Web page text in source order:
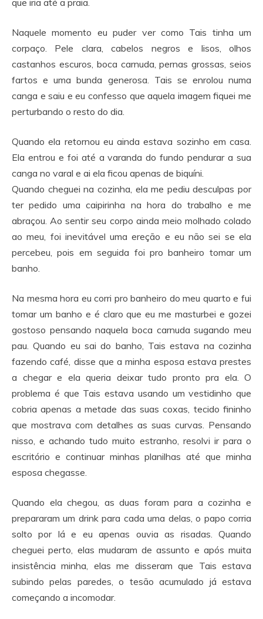
que iria até a praia.
Naquele momento eu puder ver como Tais tinha um
corpaço. Pele clara, cabelos negros e lisos, olhos
castanhos escuros, boca carnuda, pernas grossas, seios
fartos e uma bunda generosa. Tais se enrolou numa
canga e saiu e eu confesso que aquela imagem fiquei me
perturbando o resto do dia.
Quando ela retornou eu ainda estava sozinho em casa.
Ela entrou e foi até a varanda do fundo pendurar a sua
canga no varal e ai ela ficou apenas de biquíni.
Quando cheguei na cozinha, ela me pediu desculpas por
ter pedido uma caipirinha na hora do trabalho e me
abraçou. Ao sentir seu corpo ainda meio molhado colado
ao meu, foi inevitável uma ereção e eu não sei se ela
percebeu, pois em seguida foi pro banheiro tomar um
banho.
Na mesma hora eu corri pro banheiro do meu quarto e fui
tomar um banho e é claro que eu me masturbei e gozei
gostoso pensando naquela boca carnuda sugando meu
pau. Quando eu sai do banho, Tais estava na cozinha
fazendo café, disse que a minha esposa estava prestes
a chegar e ela queria deixar tudo pronto pra ela. O
problema é que Tais estava usando um vestidinho que
cobria apenas a metade das suas coxas, tecido fininho
que mostrava com detalhes as suas curvas. Pensando
nisso, e achando tudo muito estranho, resolvi ir para o
escritório e continuar minhas planilhas até que minha
esposa chegasse.
Quando ela chegou, as duas foram para a cozinha e
prepararam um drink para cada uma delas, o papo corria
solto por lá e eu apenas ouvia as risadas. Quando
cheguei perto, elas mudaram de assunto e após muita
insistência minha, elas me disseram que Tais estava
subindo pelas paredes, o tesão acumulado já estava
começando a incomodar.